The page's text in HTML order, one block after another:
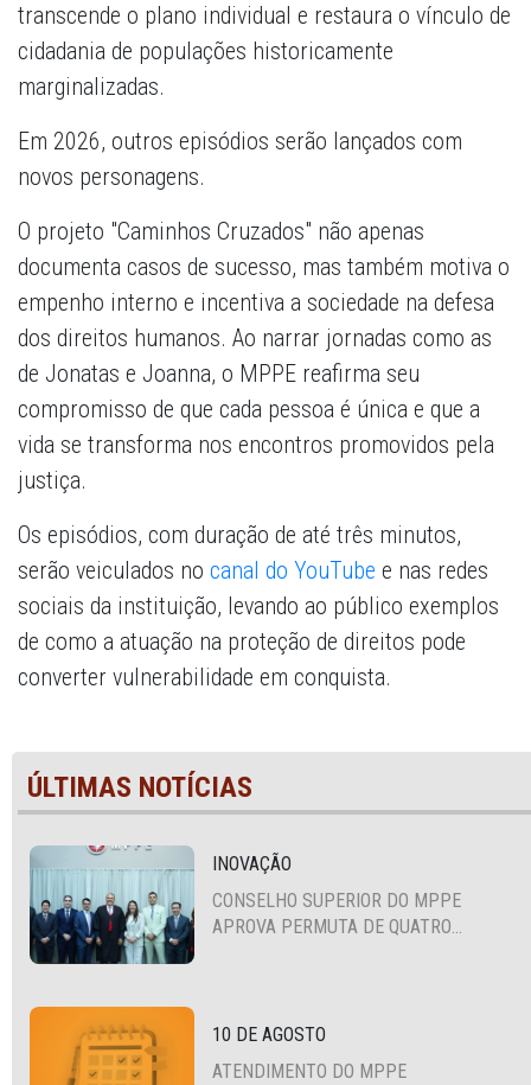
transcende o plano individual e restaura o vínculo de
cidadania de populações historicamente
marginalizadas.
Em 2026, outros episódios serão lançados com
novos personagens.
O projeto "Caminhos Cruzados" não apenas
documenta casos de sucesso, mas também motiva o
empenho interno e incentiva a sociedade na defesa
dos direitos humanos. Ao narrar jornadas como as
de Jonatas e Joanna, o MPPE reafirma seu
compromisso de que cada pessoa é única e que a
vida se transforma nos encontros promovidos pela
justiça.
Os episódios, com duração de até três minutos,
serão veiculados no canal do YouTube e nas redes
sociais da instituição, levando ao público exemplos
de como a atuação na proteção de direitos pode
converter vulnerabilidade em conquista.
ÚLTIMAS NOTÍCIAS
INOVAÇÃO
CONSELHO SUPERIOR DO MPPE
APROVA PERMUTA DE QUATRO
10 DE AGOSTO
ATENDIMENTO DO MPPE